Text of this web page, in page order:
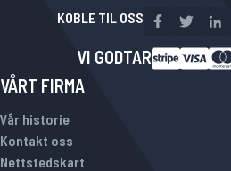
KOBLE TIL OSS
VI GODTAR
VÅRT FIRMA
Vår historie
Kontakt oss
Nettstedskart